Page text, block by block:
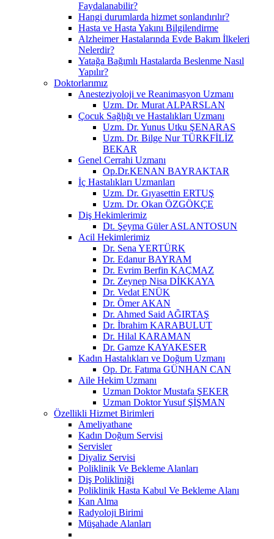
Faydalanabilir?
Hangi durumlarda hizmet sonlandırılır?
Hasta ve Hasta Yakını Bilgilendirme
Alzheimer Hastalarında Evde Bakım İlkeleri
Nelerdir?
Yatağa Bağımlı Hastalarda Beslenme Nasıl
Yapılır?
Doktorlarımız
Anesteziyoloji ve Reanimasyon Uzmanı
Uzm. Dr. Murat ALPARSLAN
Çocuk Sağlığı ve Hastalıkları Uzmanı
Uzm. Dr. Yunus Utku ŞENARAS
Uzm. Dr. Bilge Nur TÜRKFİLİZ
BEKAR
Genel Cerrahi Uzmanı
Op.Dr.KENAN BAYRAKTAR
İç Hastalıkları Uzmanları
Uzm. Dr. Gıyasettin ERTUŞ
Uzm. Dr. Okan ÖZGÖKÇE
Diş Hekimlerimiz
Dt. Şeyma Güler ASLANTOSUN
Acil Hekimlerimiz
Dr. Sena YERTÜRK
Dr. Edanur BAYRAM
Dr. Evrim Berfin KAÇMAZ
Dr. Zeynep Nisa DİKKAYA
Dr. Vedat ENÜK
Dr. Ömer AKAN
Dr. Ahmed Said AĞIRTAŞ
Dr. İbrahim KARABULUT
Dr. Hilal KARAMAN
Dr. Gamze KAYAKESER
Kadın Hastalıkları ve Doğum Uzmanı
Op. Dr. Fatıma GÜNHAN CAN
Aile Hekim Uzmanı
Uzman Doktor Mustafa ŞEKER
Uzman Doktor Yusuf ŞİŞMAN
Özellikli Hizmet Birimleri
Ameliyathane
Kadın Doğum Servisi
Servisler
Diyaliz Servisi
Poliklinik Ve Bekleme Alanları
Diş Polikliniği
Poliklinik Hasta Kabul Ve Bekleme Alanı
Kan Alma
Radyoloji Birimi
Müşahade Alanları